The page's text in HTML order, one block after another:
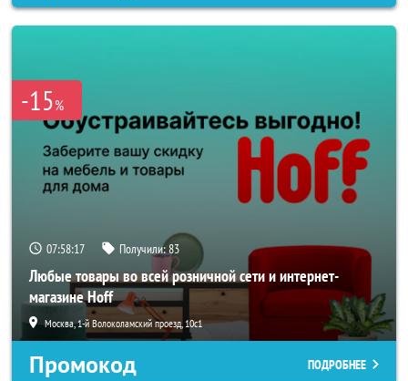
-15%
07:58:16 Получили:83
Любые товары во всей розничной сети и интернет-
магазине Hoff
Москва, 1-й Волоколамский проезд, 10с1
Промокод ПОДРОБНЕЕ